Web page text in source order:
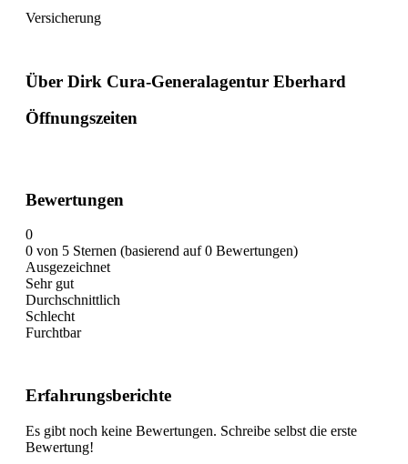
Versicherung
Über Dirk Cura-Generalagentur Eberhard
Öffnungszeiten
Bewertungen
0
0 von 5 Sternen (basierend auf 0 Bewertungen)
Ausgezeichnet
Sehr gut
Durchschnittlich
Schlecht
Furchtbar
Erfahrungsberichte
Es gibt noch keine Bewertungen. Schreibe selbst die erste
Bewertung!